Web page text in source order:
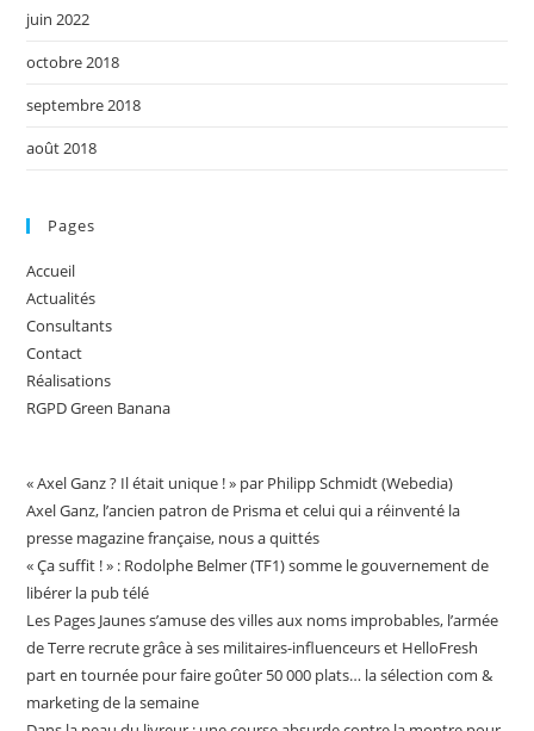
juin 2022
octobre 2018
septembre 2018
août 2018
Pages
Accueil
Actualités
Consultants
Contact
Réalisations
RGPD Green Banana
« Axel Ganz ? Il était unique ! » par Philipp Schmidt (Webedia)
Axel Ganz, l’ancien patron de Prisma et celui qui a réinventé la
presse magazine française, nous a quittés
« Ça suffit ! » : Rodolphe Belmer (TF1) somme le gouvernement de
libérer la pub télé
Les Pages Jaunes s’amuse des villes aux noms improbables, l’armée
de Terre recrute grâce à ses militaires-influenceurs et HelloFresh
part en tournée pour faire goûter 50 000 plats… la sélection com &
marketing de la semaine